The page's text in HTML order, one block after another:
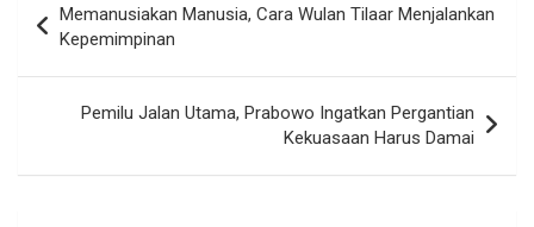
pos
Memanusiakan Manusia, Cara Wulan Tilaar Menjalankan
Kepemimpinan
Pemilu Jalan Utama, Prabowo Ingatkan Pergantian
Kekuasaan Harus Damai